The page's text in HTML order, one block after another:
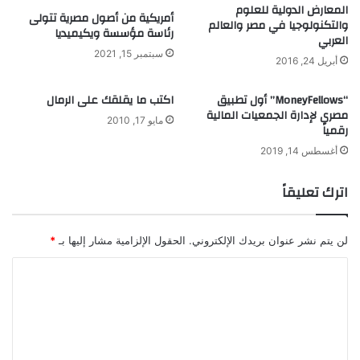
ة
المعارض الدولية للعلوم
والتكنولوجيا في مصر والعالم
العربي
أبريل 24, 2016
أمريكية من أصول مصرية تتولى
رئاسة مؤسسة ويكيميديا
سبتمبر 15, 2021
“MoneyFellows” أول تطبيق
مصري لإدارة الجمعيات المالية
رقمياً
أغسطس 14, 2019
اكتب ما يقلقك على الرمال
مايو 17, 2010
اترك تعليقاً
لن يتم نشر عنوان بريدك الإلكتروني. الحقول الإلزامية مشار إليها بـ *